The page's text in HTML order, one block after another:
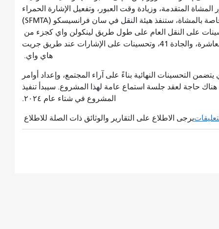
لتشمل فترات عبور المشاة المتقدمة، وزيادة وقت العبور، وتفعيل الإشارة الحمراء
في جميع الأوقات. إضافةً إلى هذه التحسينات الخاصة بالمشاة، ستنفذ هيئة النقل في سان فرانسيسكو (SFMTA)
على النقل العام على طول طريق لينكولن واي كجزء من
عن إشارات مرور جديدة عند كيزر درايف، والجادة العاشرة، والجادة 41، وتحسينات على الإشارات عند طريق جريت
هاي واي.
التحسينات النهائية بناءً على آراء المجتمع، وإعداد أوامر
هناك حاجة لعقد جلسة استماع عامة لهذا المشروع. سيبدأ تنفيذ
المشروع في شتاء عام ٢٠٢٤.
يرجى الاطلاع على التقارير والوثائق ذات الصلة للاطلاع